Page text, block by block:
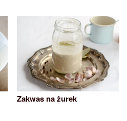
Zakwas na żurek